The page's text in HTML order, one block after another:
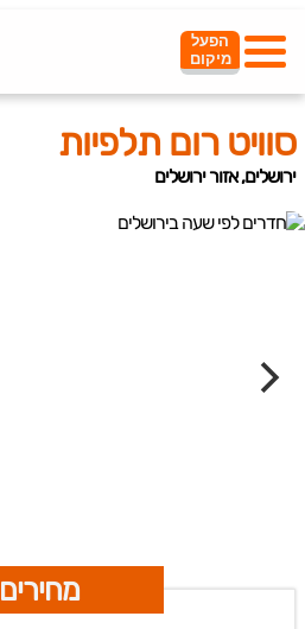
הפעל
מיקום
סוויט רום תלפיות
ירושלים, אזור ירושלים
מחירים